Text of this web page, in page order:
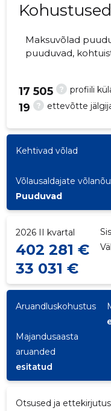
Maksuvõlad
puuduvad,
6991144? profiili
17 505
? ettevõtte
19
Kehtivad võlad
Võlausaldajate
Puuduvad
2026 II kvartal
402 281 €
33 031 €
Aruandluskohustus
Majandusaasta
aruanded
esitatud
Otsused ja